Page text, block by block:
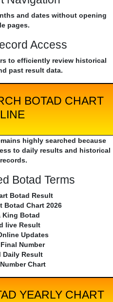
and dates without opening
pages.
Access
to efficiently review historical
past result data.
BOTAD CHART
highly searched because
to daily results and historical
Botad Terms
Botad Result
Botad Chart 2026
King Botad
live Result
Updates
Number
Daily Result
Chart
YEARLY CHART